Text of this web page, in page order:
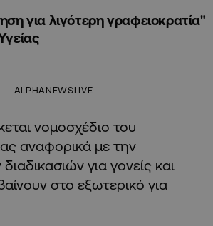
για λιγότερη γραφειοκρατία"
ALPHANEWSLIVE
νομοσχέδιο του
αναφορικά με την
για γονείς και
στο εξωτερικό για